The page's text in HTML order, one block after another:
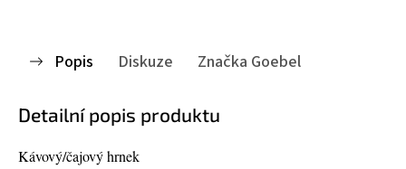
Popis Diskuze Značka Goebel
Detailní popis produktu
Kávový/čajový hrnek